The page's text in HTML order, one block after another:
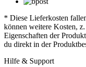
* Diese Lieferkosten
können weitere Kosten,
Eigenschaften der
du direkt in der
Hilfe & Support